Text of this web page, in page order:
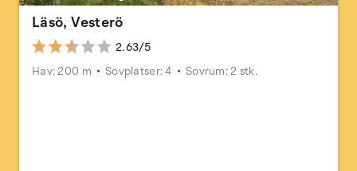
Läsö, Vesterö
2.63/5
Hav: 200 m
Sovplatser: 4 Sovrum: 2 stk.